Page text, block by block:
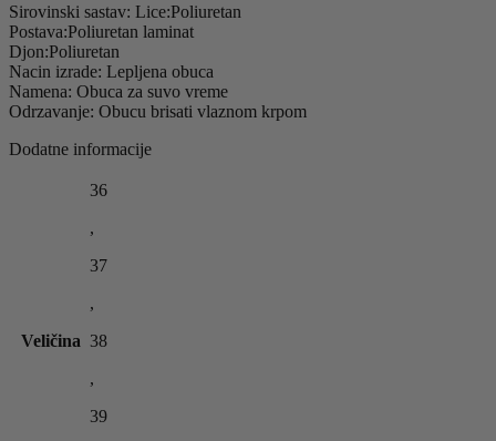
Sirovinski sastav: Lice:Poliuretan
Postava:Poliuretan laminat
Djon:Poliuretan
Nacin izrade: Lepljena obuca
Namena: Obuca za suvo vreme
Odrzavanje: Obucu brisati vlaznom krpom
Dodatne informacije
Veličina
36
,
37
,
38
,
39